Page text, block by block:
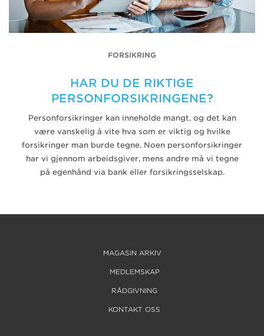
FORSIKRING
HAR DU DE RIKTIGE
PERSONFORSIKRINGENE?
Personforsikringer kan inneholde mangt, og det kan
være vanskelig å vite hva som er viktig og hvilke
forsikringer man burde tegne. Noen personforsikringer
har vi gjennom arbeidsgiver, mens andre må vi tegne
på egenhånd via bank eller forsikringsselskap.
MAGASIN ARKIV
MEDLEMSKAP
RÅDGIVNING
KONTAKT OSS